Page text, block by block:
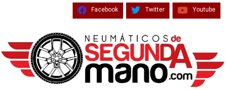
Facebook Twitter Youtube